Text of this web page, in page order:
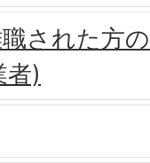
された方
者)